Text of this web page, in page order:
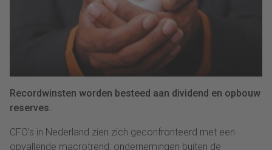
Recordwinsten worden besteed aan dividend en opbouw
reserves.
CFO’s in Nederland zien zich geconfronteerd met een
opvallende macrotrend: ondernemingen buiten de